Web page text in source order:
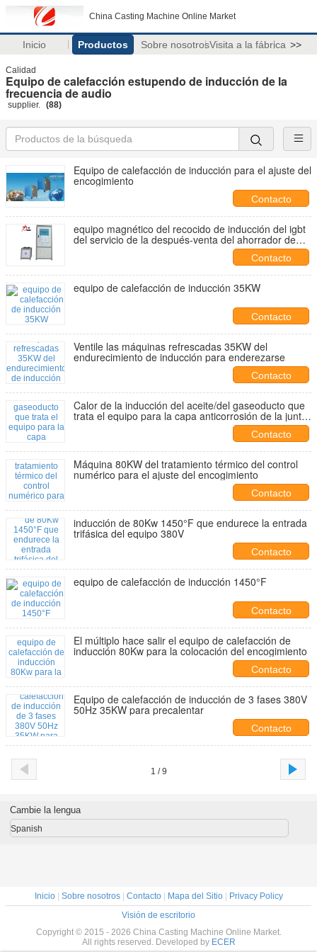
China Casting Machine Online Market
Inicio Productos Sobre nosotrosVisita a la fábrica >>
Calidad
Equipo de calefacción estupendo de inducción de la
frecuencia de audio
supplier. (88)
Equipo de calefacción de inducción para el ajuste del
encogimiento
Contacto
equipo magnético del recocido de inducción del igbt
del servicio de la después-venta del ahorrador de
Contacto
equipo de calefacción de inducción 35KW
Contacto
Ventile las máquinas refrescadas 35KW del
endurecimiento de inducción para enderezarse
Contacto
Calor de la inducción del aceite/del gaseoducto que
trata el equipo para la capa anticorrosión de la junta
Contacto
Máquina 80KW del tratamiento térmico del control
numérico para el ajuste del encogimiento
Contacto
inducción de 80Kw 1450°F que endurece la entrada
trifásica del equipo 380V
Contacto
equipo de calefacción de inducción 1450°F
Contacto
El múltiplo hace salir el equipo de calefacción de
inducción 80Kw para la colocación del encogimiento
Contacto
Equipo de calefacción de inducción de 3 fases 380V
50Hz 35KW para precalentar
Contacto
1 / 9
Cambie la lengua
Spanish
Inicio| Sobre nosotros| Contacto| Mapa del Sitio|
Privacy Policy
Visión de escritorio
Copyright © 2015 - 2026 China Casting Machine Online Market.
All rights reserved. Developed by ECER